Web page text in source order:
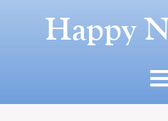
Happy